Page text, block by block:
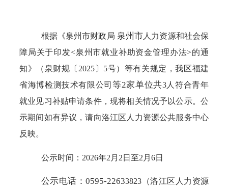
根据《泉州市财政局 泉州市人力资源和社会保
障局关于印发<泉州市就业补助资金管理办法>的通
知》 （泉财规 〔2025 〕 5号） 等有关规定，我区福建
省海博检测技术有限公司 等2家单位共3人符合青年
就业见习补贴申请条件，现将相关情况予以公示。公
示期间如有异议，请向洛江区人力资源公共服务中心
反映。
公示时间： 2026年2 月 2 日至2 月 6日
公示电话：0595-22633823 （洛江区人力资源